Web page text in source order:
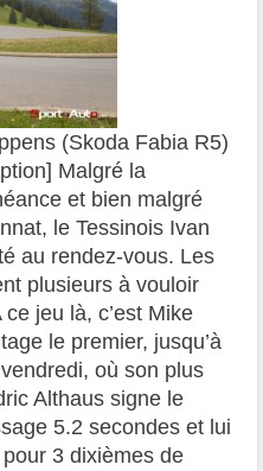
(Skoda Fabia R5)
Malgré la
et bien malgré
le Tessinois Ivan
au rendez-vous. Les
plusieurs à vouloir
jeu là, c’est Mike
le premier, jusqu’à
où son plus
Althaus signe le
5.2 secondes et lui
3 dixièmes de